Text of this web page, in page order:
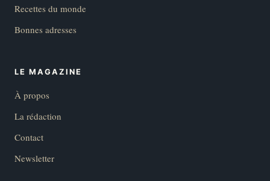
Recettes du monde
Bonnes adresses
LE MAGAZINE
À propos
La rédaction
Contact
Newsletter